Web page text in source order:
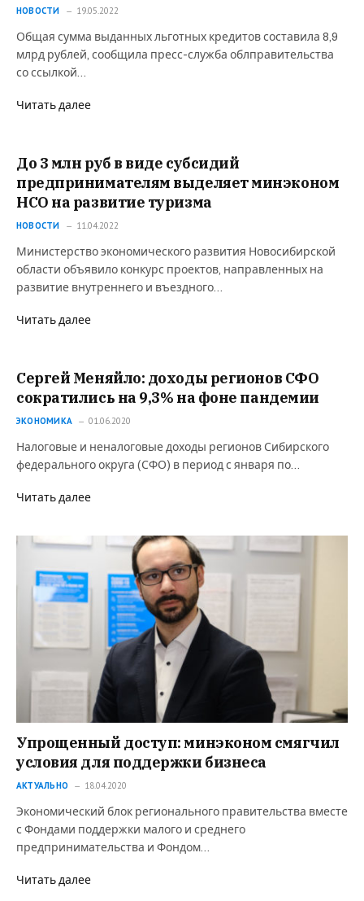
НОВОСТИ 19.05.2022
Общая сумма выданных льготных кредитов составила 8,9
млрд рублей, сообщила пресс-служба облправительства
со ссылкой…
Читать далее
До 3 млн руб в виде субсидий
предпринимателям выделяет минэконом
НСО на развитие туризма
НОВОСТИ 11.04.2022
Министерство экономического развития Новосибирской
области объявило конкурс проектов, направленных на
развитие внутреннего и въездного…
Читать далее
Сергей Меняйло: доходы регионов СФО
сократились на 9,3% на фоне пандемии
ЭКОНОМИКА 01.06.2020
Налоговые и неналоговые доходы регионов Сибирского
федерального округа (СФО) в период с января по…
Читать далее
Упрощенный доступ: минэконом смягчил
условия для поддержки бизнеса
АКТУАЛЬНО 18.04.2020
Экономический блок регионального правительства вместе
с Фондами поддержки малого и среднего
предпринимательства и Фондом…
Читать далее